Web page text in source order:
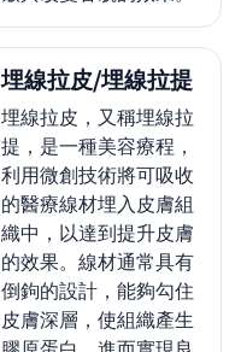
埋線拉皮/埋線拉提
埋線拉皮，又稱埋線拉
提，是一種美容療程，
利用微創技術將可吸收
的醫療線材埋入皮膚組
織中，以達到提升皮膚
的效果。線材通常具有
倒鉤的設計，能夠勾住
皮膚深層，使組織產生